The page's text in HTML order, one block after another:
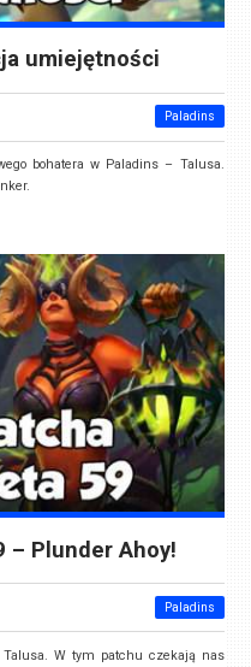
umiejętności
Paladins
bohatera w Paladins – Talusa.
– Plunder Ahoy!
Paladins
W tym patchu czekają nas